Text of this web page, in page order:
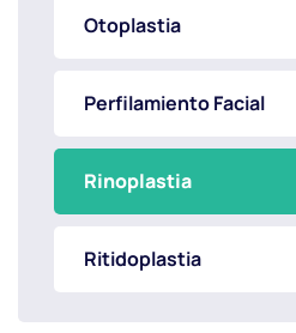
Otoplastia
Perfilamiento Facial
Rinoplastia
Ritidoplastia